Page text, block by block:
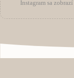
Instagram sa